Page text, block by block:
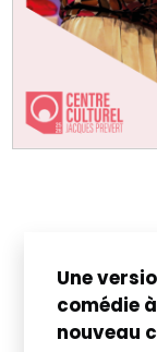
Une
comédie
nouveau